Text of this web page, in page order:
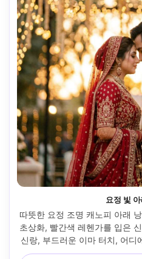
요정 빛
따뜻한 요정 조명 캐노피 아래
초상화, 빨간색 레헨가를 입은
신랑, 부드러운 이마 터치, 어디
혼 무렵 촬영, 소니 A7IV